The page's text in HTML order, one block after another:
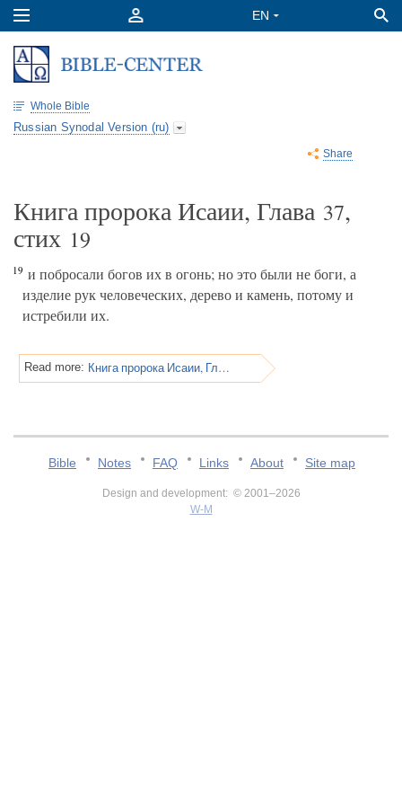
Whole Bible
Russian Synodal Version (ru)
Share
Книга пророка Исаии, Глава 37,
стих 19
19 и побросали богов их в огонь; но это были не боги, а
изделие рук человеческих, дерево и камень, потому и
истребили их.
Read more: Книга пророка Исаии, Глава 37
Bible Notes FAQ Links About Site map
Design and development: © 2001–2026
W-M